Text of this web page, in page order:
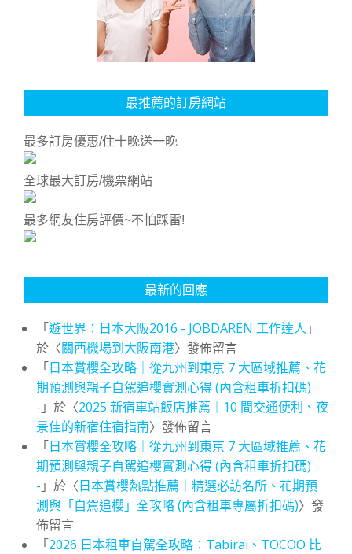
最推薦的訂房網站
最多訂房優惠/住十晚送一晚
全球最大訂房/機票網站
最多網友住房評價~不怕踩雷!
最新的回應
「遊世界：日本大阪2016 - JOBDAREN 工作達人 」
於〈關西機場到大阪南港〉發佈留言
「日本賞櫻全攻略｜從九州到東京 7 大區域推薦、花
期預測與親子自駕追櫻實測心得 (內含租車折扣碼)
- 」於〈2025 新宿車站飯店推薦｜10 間交通便利、夜
景佳的新宿住宿指南〉發佈留言
「日本賞櫻全攻略｜從九州到東京 7 大區域推薦、花
期預測與親子自駕追櫻實測心得 (內含租車折扣碼)
- 」於〈日本賞櫻熱點推薦｜精選必訪名所、花期預
測與「自駕追櫻」全攻略 (內含租車專屬折扣碼)〉發
佈留言
「2026 日本租車自駕全攻略：Tabirai、TOCOO 比